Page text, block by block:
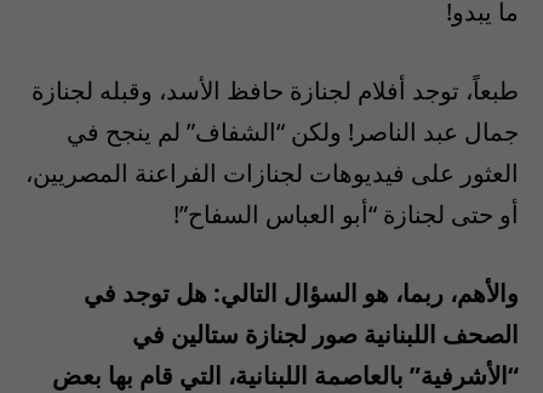
ما يبدو!
طبعاً، توجد أفلام لجنازة حافظ الأسد، وقبله لجنازة
جمال عبد الناصر! ولكن “الشفاف” لم ينجح في
العثور على فيديوهات لجنازات الفراعنة المصريين،
أو حتى لجنازة “أبو العباس السفاح”!
والأهم، ربما، هو السؤال التالي: هل توجد في
الصحف اللبنانية صور لجنازة ستالين في
“الأشرفية” بالعاصمة اللبنانية، التي قام بها بعض